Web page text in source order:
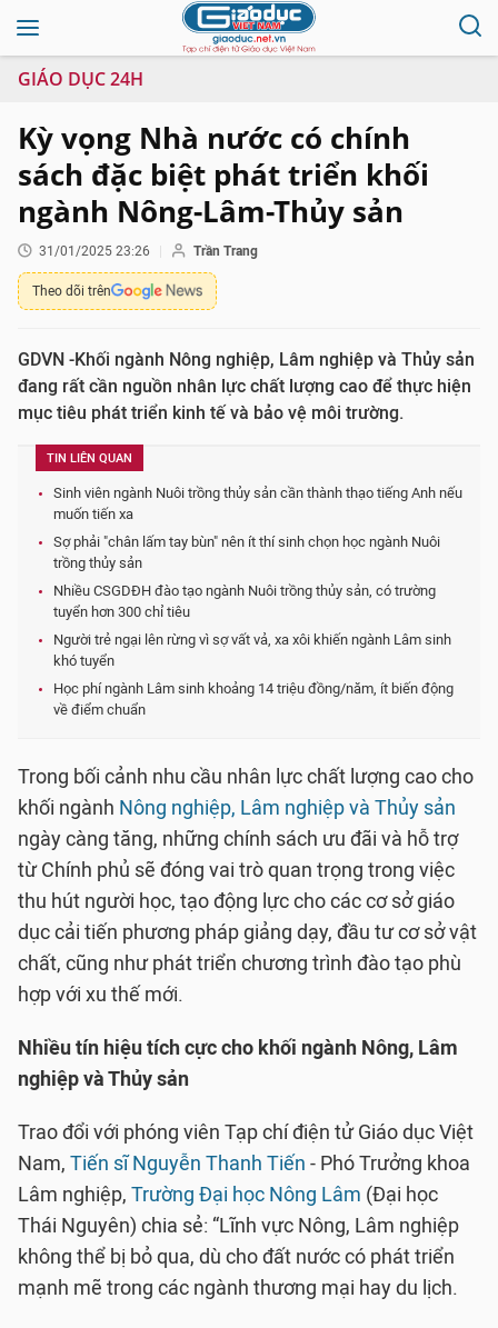
GIÁO DỤC 24H
Kỳ vọng Nhà nước có chính
sách đặc biệt phát triển khối
ngành Nông-Lâm-Thủy sản
31/01/2025 23:26 Trần Trang
Theo dõi trên
GDVN -Khối ngành Nông nghiệp, Lâm nghiệp và Thủy sản
đang rất cần nguồn nhân lực chất lượng cao để thực hiện
mục tiêu phát triển kinh tế và bảo vệ môi trường.
TIN LIÊN QUAN
Sinh viên ngành Nuôi trồng thủy sản cần thành thạo tiếng Anh nếu
muốn tiến xa
Sợ phải "chân lấm tay bùn" nên ít thí sinh chọn học ngành Nuôi
trồng thủy sản
Nhiều CSGDĐH đào tạo ngành Nuôi trồng thủy sản, có trường
tuyển hơn 300 chỉ tiêu
Người trẻ ngại lên rừng vì sợ vất vả, xa xôi khiến ngành Lâm sinh
khó tuyển
Học phí ngành Lâm sinh khoảng 14 triệu đồng/năm, ít biến động
về điểm chuẩn
Trong bối cảnh nhu cầu nhân lực chất lượng cao cho
khối ngành Nông nghiệp, Lâm nghiệp và Thủy sản
ngày càng tăng, những chính sách ưu đãi và hỗ trợ
từ Chính phủ sẽ đóng vai trò quan trọng trong việc
thu hút người học, tạo động lực cho các cơ sở giáo
dục cải tiến phương pháp giảng dạy, đầu tư cơ sở vật
chất, cũng như phát triển chương trình đào tạo phù
hợp với xu thế mới.
Nhiều tín hiệu tích cực cho khối ngành Nông, Lâm
nghiệp và Thủy sản
Trao đổi với phóng viên Tạp chí điện tử Giáo dục Việt
Nam, Tiến sĩ Nguyễn Thanh Tiến - Phó Trưởng khoa
Lâm nghiệp, Trường Đại học Nông Lâm (Đại học
Thái Nguyên) chia sẻ: “Lĩnh vực Nông, Lâm nghiệp
không thể bị bỏ qua, dù cho đất nước có phát triển
mạnh mẽ trong các ngành thương mại hay du lịch.